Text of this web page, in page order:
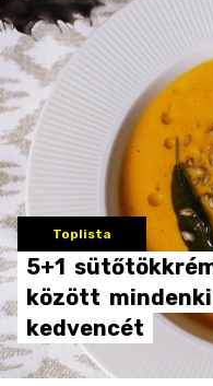
Toplista
5+1
között mindenki
kedvencét